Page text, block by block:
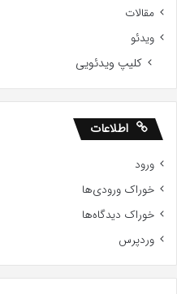
مقالات
ویدئو
کلیپ ویدئویی
اطلاعات
ورود
خوراک ورودی‌ها
خوراک دیدگاه‌ها
وردپرس